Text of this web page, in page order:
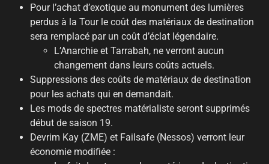
Pour l’achat d’exotique au monument des lumières
perdus à la Tour le coût des matériaux de destination
sera remplacé par un coût d’éclat légendaire.
L’Anarchie et Tarrabah, ne verront aucun
changement dans leurs coûts actuels.
Suppressions des coûts de matériaux de destination
pour les achats qui en demandait.
Les mods de spectres matérialiste seront supprimés
début de saison 19.
Devrim Kay (ZME) et Failsafe (Nessos) verront leur
économie modifiée :